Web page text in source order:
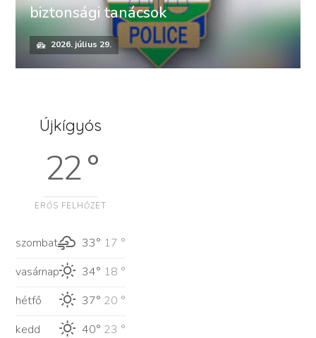
biztonsági tanácsok
2026. július 29.
Újkígyós
22 °
ERŐS FELHŐZET
szombat 33° 17 °
vasárnap
34° 18 °
hétfő
37° 20 °
kedd
40° 23 °